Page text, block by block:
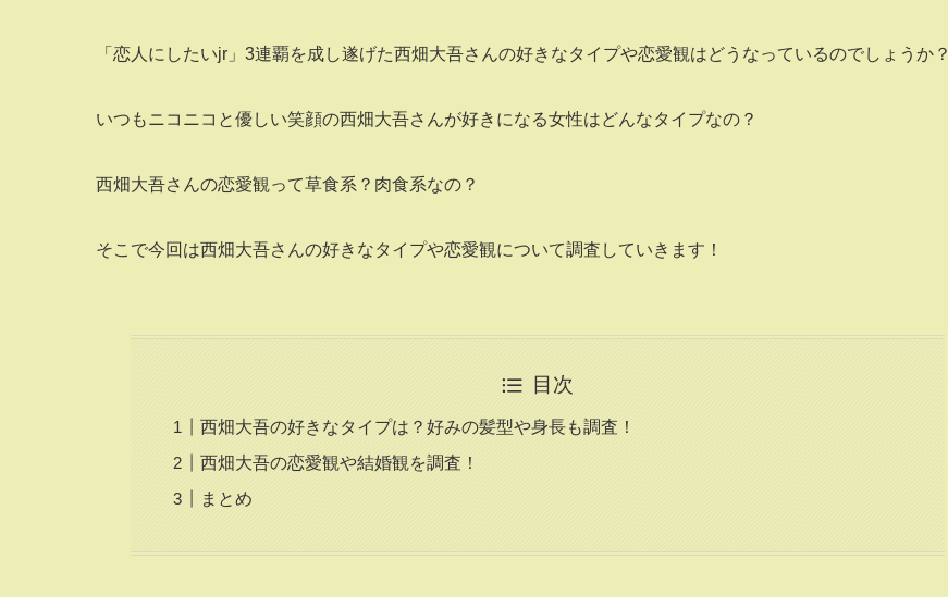
「恋人にしたいjr」3連覇を成し遂げた西畑大吾さんの好きなタイプや恋愛観はどうなっているのでしょうか？
いつもニコニコと優しい笑顔の西畑大吾さんが好きになる女性はどんなタイプなの？
西畑大吾さんの恋愛観って草食系？肉食系なの？
そこで今回は西畑大吾さんの好きなタイプや恋愛観について調査していきます！
目次
西畑大吾の好きなタイプは？好みの髪型や身長も調査！
西畑大吾の恋愛観や結婚観を調査！
まとめ